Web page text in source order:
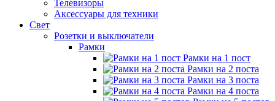
Телевизоры
Аксессуары для техники
Свет
Розетки и выключатели
Рамки
Рамки на 1 пост
Рамки на 2 поста
Рамки на 3 поста
Рамки на 4 поста